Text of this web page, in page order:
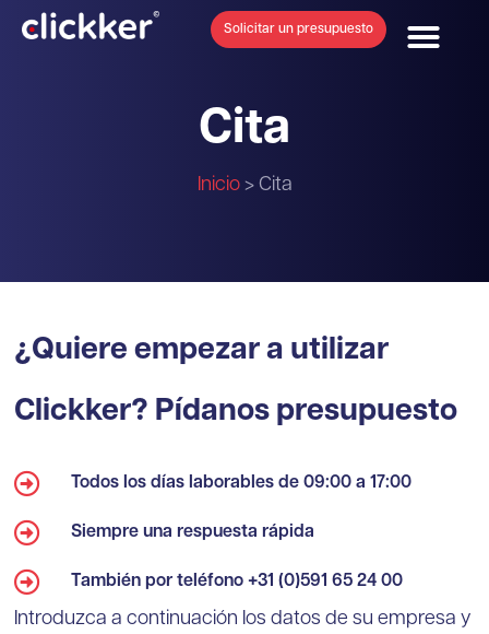
Solicitar un presupuesto
Cita
Inicio> Cita
¿Quiere empezar a utilizar
Clickker? Pídanos presupuesto
Todos los días laborables de 09:00 a 17:00
Siempre una respuesta rápida
También por teléfono +31 (0)591 65 24 00
Introduzca a continuación los datos de su empresa y